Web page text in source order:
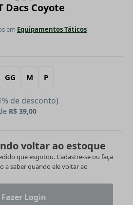
Dacs Coyote
em Equipamentos Táticos
GG M P
de desconto)
R$ 39,00
voltar ao estoque
que esgotou. Cadastre-se ou faça
a saber quando ele voltar ao
Fazer Login